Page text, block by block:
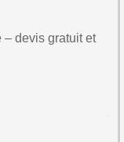
– devis gratuit et